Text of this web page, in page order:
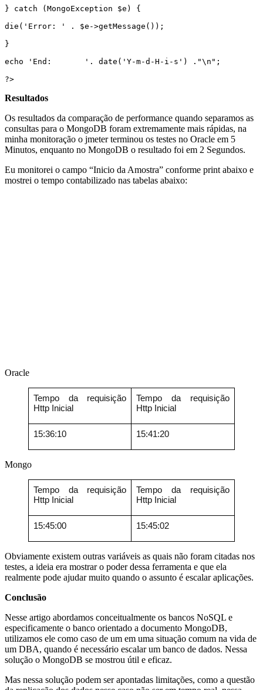
} catch (MongoException $e) {
die('Error: ' . $e->getMessage());
}
echo 'End:       '. date('Y-m-d-H-i-s') ."\n";
?>
Resultados
Os resultados da comparação de performance quando separamos as
consultas para o MongoDB foram extremamente mais rápidas, na
minha monitoração o jmeter terminou os testes no Oracle em 5
Minutos, enquanto no MongoDB o resultado foi em 2 Segundos.
Eu monitorei o campo “Inicio da Amostra” conforme print abaixo e
mostrei o tempo contabilizado nas tabelas abaixo:
Oracle
Tempo da requisição
Http Inicial
Tempo da requisição
Http Inicial
15:36:10 15:41:20
Mongo
Tempo da requisição
Http Inicial
Tempo da requisição
Http Inicial
15:45:00 15:45:02
Obviamente existem outras variáveis as quais não foram citadas nos
testes, a ideia era mostrar o poder dessa ferramenta e que ela
realmente pode ajudar muito quando o assunto é escalar aplicações.
Conclusão
Nesse artigo abordamos conceitualmente os bancos NoSQL e
especificamente o banco orientado a documento MongoDB,
utilizamos ele como caso de um em uma situação comum na vida de
um DBA, quando é necessário escalar um banco de dados. Nessa
solução o MongoDB se mostrou útil e eficaz.
Mas nessa solução podem ser apontadas limitações, como a questão